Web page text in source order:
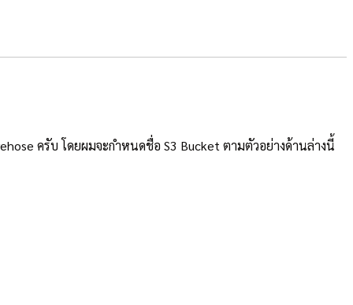
ครับ โดยผมจะกำหนดชื่อ S3 Bucket ตามตัวอย่างด้านล่างนี้